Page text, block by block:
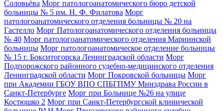
Соловьёва Морг патологоанатомического бюро детской
больницы № 5 им. Н. Ф. Филатова Морг
патологоанатомического отделения больницы № 20 на
Гастелло Морг Патологоанатомического отделения больницы
№ 40 Морг патологоанатомического отделения Мариинской
больницы Морг патологоанатомическое отделение больницы
№ 15 г. Бокситогорска Ленинградской области Морг
Подпорожского районного судебно-медицинского отделения
Ленинградской области Морг Покровской больницы Морг
при Академии ГБОУ ВПО СПБГПМУ Минздрава России в
Санкт-Петербурге Морг при Больнице №26 на улице
Костюшко 2 Морг при Санкт-Петербургской клинической